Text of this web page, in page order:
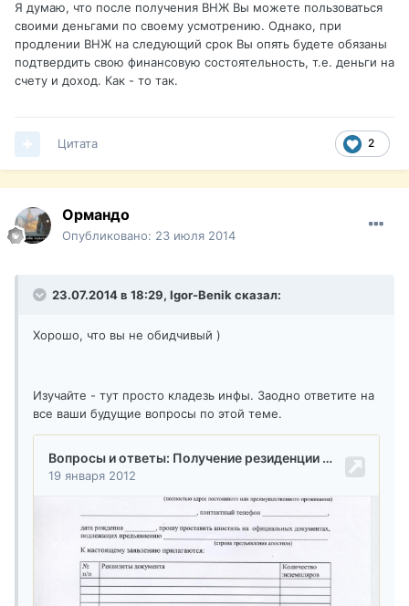
Я думаю, что после получения ВНЖ Вы можете пользоваться
своими деньгами по своему усмотрению. Однако, при
продлении ВНЖ на следующий срок Вы опять будете обязаны
подтвердить свою финансовую состоятельность, т.е. деньги на
счету и доход. Как - то так.
2
Цитата
Ормандо
Опубликовано: 23 июля 2014
23.07.2014 в 18:29, Igor-Benik сказал:
Хорошо, что вы не обидчивый )
Изучайте - тут просто кладезь инфы. Заодно ответите на
все ваши будущие вопросы по этой теме.